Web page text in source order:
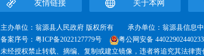
友情链接 关于本网
主办单位：翁源县人民政府 版权所有 承办单位：翁源县信
备案序号： 粤ICP备2022127779号
粤公网安备
未经授权禁止转载、摘编、复制或建立镜像，违者将追究其法律责